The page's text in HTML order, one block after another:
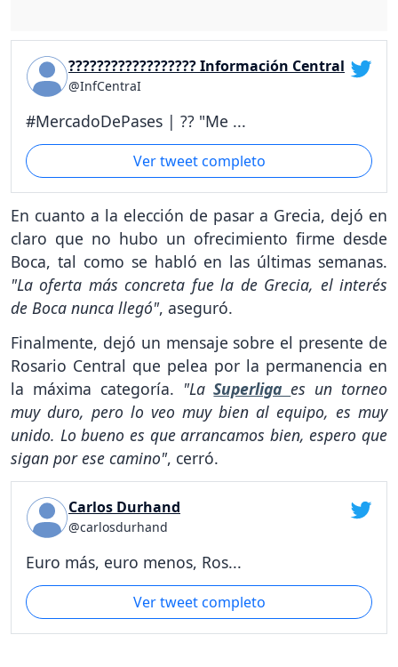
?????????????????? Información Central
@InfCentraI
#MercadoDePases | ?? "Me ...
Ver tweet completo
En cuanto a la elección de pasar a Grecia, dejó en
claro que no hubo un ofrecimiento firme desde
Boca, tal como se habló en las últimas semanas.
"La oferta más concreta fue la de Grecia, el interés
de Boca nunca llegó", aseguró.
Finalmente, dejó un mensaje sobre el presente de
Rosario Central que pelea por la permanencia en
la máxima categoría. "LaSuperligaes un torneo
muy duro, pero lo veo muy bien al equipo, es muy
unido. Lo bueno es que arrancamos bien, espero que
sigan por ese camino", cerró.
Carlos Durhand
@carlosdurhand
Euro más, euro menos, Ros...
Ver tweet completo